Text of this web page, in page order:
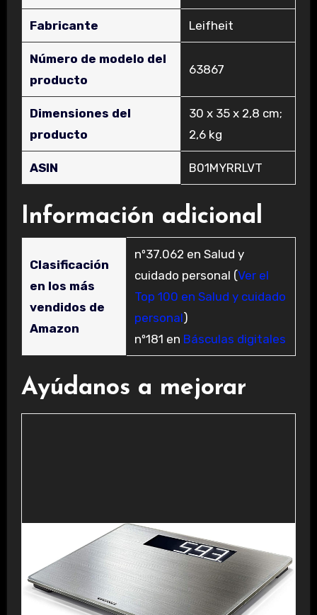
Fabricante ‎Leifheit
Número de modelo del
producto
‎63867
Dimensiones del
producto
‎30 x 35 x 2,8 cm;
2,6 kg
ASIN ‎B01MYRRLVT
Información adicional
Clasificación
en los más
vendidos de
Amazon
nº37.062 en Salud y
cuidado personal (Ver el
Top 100 en Salud y cuidado
personal)
nº181 en Básculas digitales
Ayúdanos a mejorar